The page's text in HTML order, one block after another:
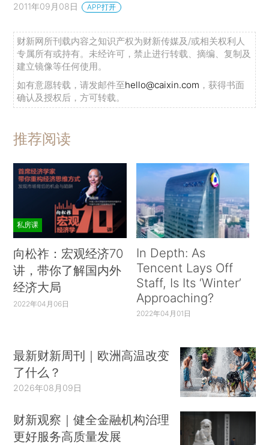
2011年09月08日 APP打开
财新网所刊载内容之知识产权为财新传媒及/或相关权利人
专属所有或持有。未经许可，禁止进行转载、摘编、复制及
建立镜像等任何使用。
如有意愿转载，请发邮件至hello@caixin.com ，获得书面
确认及授权后，方可转载。
推荐阅读
私房课
向松祚：宏观经济70
讲，带你了解国内外
经济大局
2022年04月06日
In Depth: As
Tencent Lays Off
Staff, Is Its ‘Winter’
Approaching?
2022年04月01日
最新财新周刊｜欧洲高温改变
了什么？
2026年08月09日
财新观察｜健全金融机构治理
更好服务高质量发展